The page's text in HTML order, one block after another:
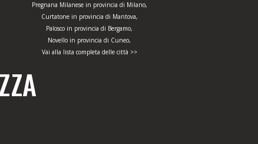
Pregnana Milanese in provincia di Milano,
Curtatone in provincia di Mantova,
Palosco in provincia di Bergamo,
Novello in provincia di Cuneo,
Vai alla lista completa delle città >>